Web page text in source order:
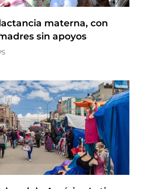
materna, con
sin apoyos